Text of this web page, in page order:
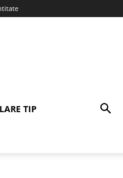
TIP